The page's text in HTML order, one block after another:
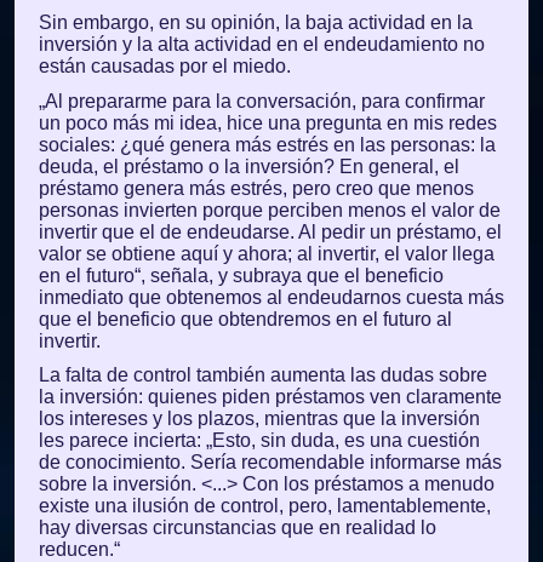
Sin embargo, en su opinión, la baja actividad en la
inversión y la alta actividad en el endeudamiento no
están causadas por el miedo.
„Al prepararme para la conversación, para confirmar
un poco más mi idea, hice una pregunta en mis redes
sociales: ¿qué genera más estrés en las personas: la
deuda, el préstamo o la inversión? En general, el
préstamo genera más estrés, pero creo que menos
personas invierten porque perciben menos el valor de
invertir que el de endeudarse. Al pedir un préstamo, el
valor se obtiene aquí y ahora; al invertir, el valor llega
en el futuro“, señala, y subraya que el beneficio
inmediato que obtenemos al endeudarnos cuesta más
que el beneficio que obtendremos en el futuro al
invertir.
La falta de control también aumenta las dudas sobre
la inversión: quienes piden préstamos ven claramente
los intereses y los plazos, mientras que la inversión
les parece incierta: „Esto, sin duda, es una cuestión
de conocimiento. Sería recomendable informarse más
sobre la inversión. <...> Con los préstamos a menudo
existe una ilusión de control, pero, lamentablemente,
hay diversas circunstancias que en realidad lo
reducen.“